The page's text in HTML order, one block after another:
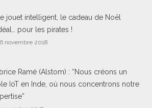
Le jouet intelligent, le cadeau de Noël
pour les pirates !
novembre 2018
Ramé (Alstom) : “Nous créons un
IoT en Inde, où nous concentrons notre